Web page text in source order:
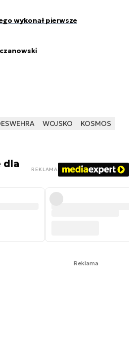
wykonał pierwsze
WOJSKO KOSMOS
dla
REKLAMA
Reklama